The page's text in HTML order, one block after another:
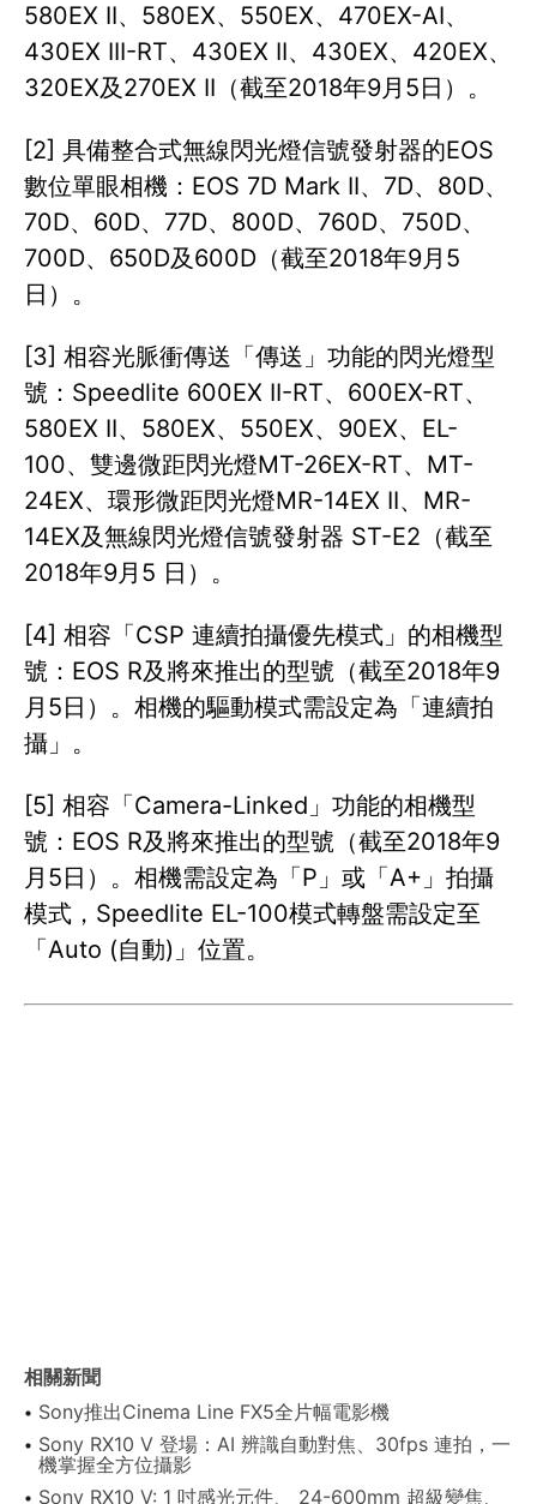
580EX II、580EX、550EX、470EX-AI、
430EX III-RT、430EX II、430EX、420EX、
320EX及270EX II（截至2018年9月5日）。
[2] 具備整合式無線閃光燈信號發射器的EOS
數位單眼相機：EOS 7D Mark II、7D、80D、
70D、60D、77D、800D、760D、750D、
700D、650D及600D（截至2018年9月5
日）。
[3] 相容光脈衝傳送「傳送」功能的閃光燈型
號：Speedlite 600EX II-RT、600EX-RT、
580EX II、580EX、550EX、90EX、EL-
100、雙邊微距閃光燈MT-26EX-RT、MT-
24EX、環形微距閃光燈MR-14EX II、MR-
14EX及無線閃光燈信號發射器 ST-E2（截至
2018年9月5 日）。
[4] 相容「CSP 連續拍攝優先模式」的相機型
號：EOS R及將來推出的型號（截至2018年9
月5日）。相機的驅動模式需設定為「連續拍
攝」。
[5] 相容「Camera-Linked」功能的相機型
號：EOS R及將來推出的型號（截至2018年9
月5日）。相機需設定為「P」或「A+」拍攝
模式，Speedlite EL-100模式轉盤需設定至
「Auto (自動)」位置。
相關新聞
Sony推出Cinema Line FX5全片幅電影機
Sony RX10 V 登場：AI 辨識自動對焦、30fps 連拍，一
機掌握全方位攝影
Sony RX10 V: 1 吋感光元件、 24-600mm 超級變焦、